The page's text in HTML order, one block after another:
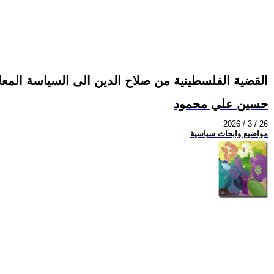
القضية الفلسطينية من صلاح الدين الى السياسة
حسين علي محمود
2026 / 3 / 26
مواضيع وابحاث سياسية